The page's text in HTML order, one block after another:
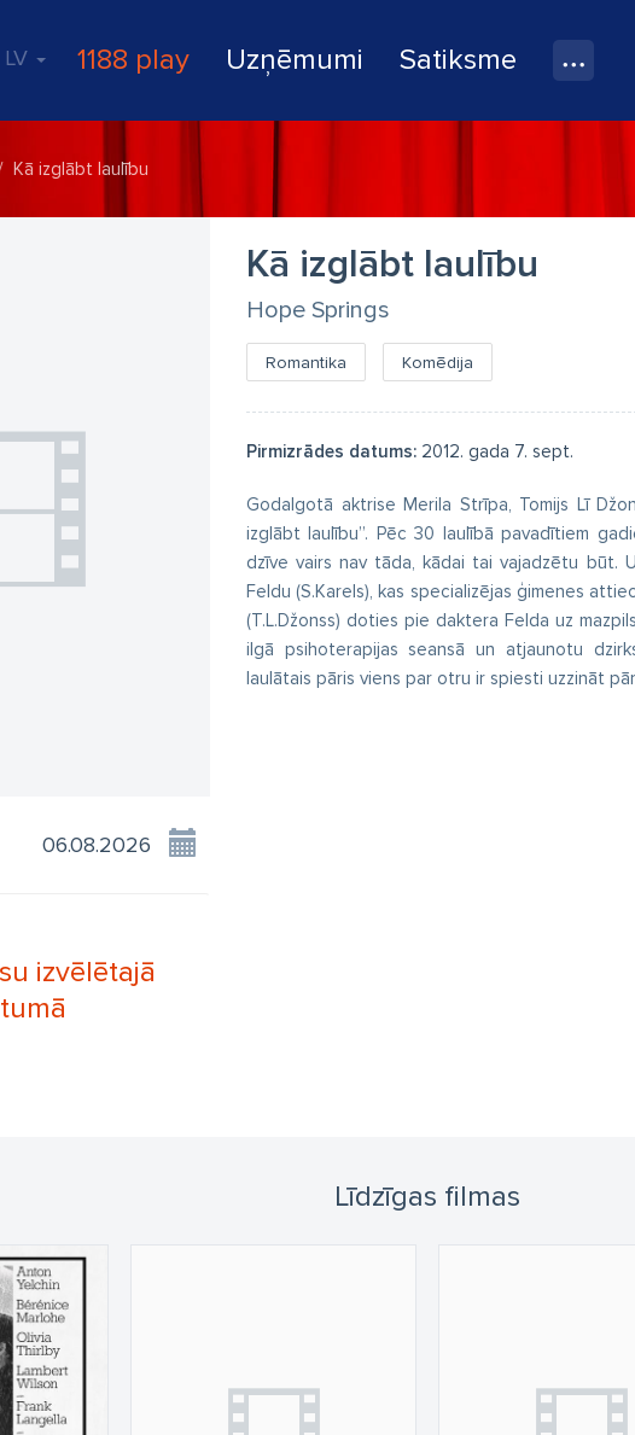
LV 1188 play Uzņēmumi Satiksme
Kā izglābt laulību
izvēlētajā
Kā izglābt laulību
Hope Springs
Romantika Komēdija
Pirmizrādes datums: 2012. gada 7. sept.
Godalgotā aktrise Merila Strīpa, Tomijs Lī
izglābt laulību”. Pēc 30 laulībā pavadītiem
dzīve vairs nav tāda, kādai tai vajadzētu būt.
Feldu (S.Karels), kas specializējas ģimenes
(T.L.Džonss) doties pie daktera Felda uz
ilgā psihoterapijas seansā un atjaunotu
laulātais pāris viens par otru ir spiesti uzzināt
Līdzīgas filmas